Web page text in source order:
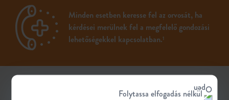
Folytassa elfogadás nélkül
Minden esetben keresse fel az orvosát, ha
kérdései merülnek fel a megfelelő gondozási
lehetőségekkel kapcsolatban.1